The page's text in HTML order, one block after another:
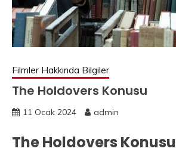
Filmler Hakkında Bilgiler
The Holdovers Konusu
11 Ocak 2024 admin
The Holdovers Konusu